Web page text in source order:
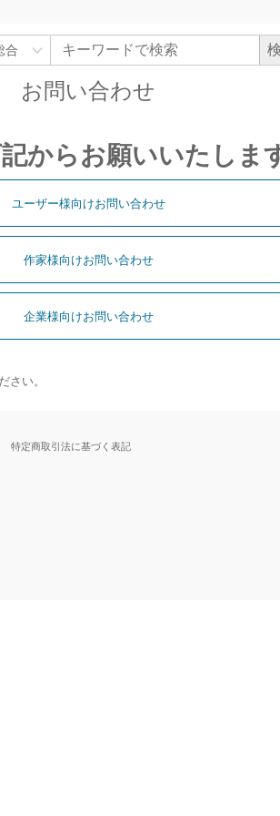
お問い合わせ
からお願いいたしま
ユーザー様向けお問い合わせ
作家様向けお問い合わせ
企業様向けお問い合わせ
さい。
特定商取引法に基づく表記